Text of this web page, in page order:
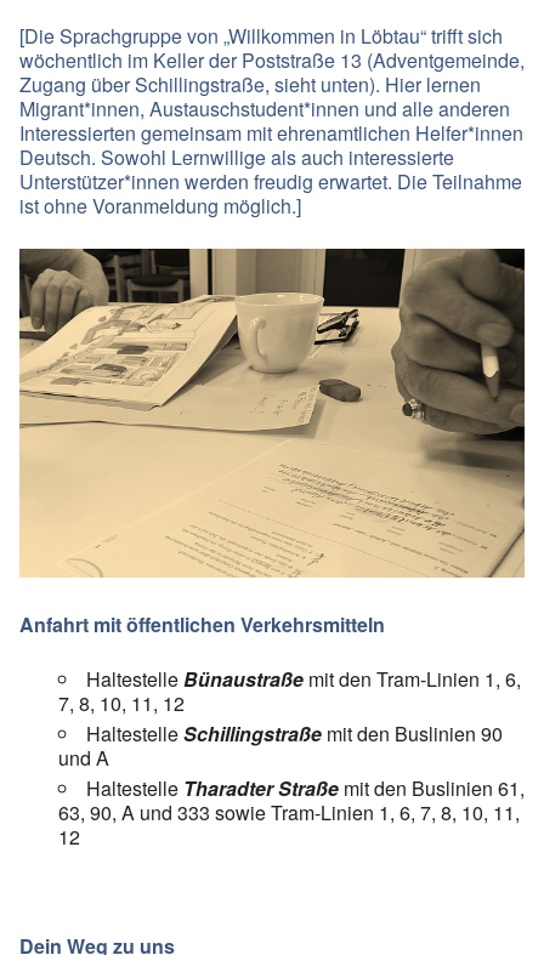
[Die Sprachgruppe von „Willkommen in Löbtau“ trifft sich
wöchentlich im Keller der Poststraße 13 (Adventgemeinde,
Zugang über Schillingstraße, sieht unten). Hier lernen
Migrant*innen, Austauschstudent*innen und alle anderen
Interessierten gemeinsam mit ehrenamtlichen Helfer*innen
Deutsch. Sowohl Lernwillige als auch interessierte
Unterstützer*innen werden freudig erwartet. Die Teilnahme
ist ohne Voranmeldung möglich.]
Anfahrt mit öffentlichen Verkehrsmitteln
HaltestelleBünaustraße mit den Tram-Linien 1, 6,
7, 8, 10, 11, 12
HaltestelleSchillingstraße mit den Buslinien 90
und A
Haltestelle Tharadter Straße mit den Buslinien 61,
63, 90, A und 333 sowie Tram-Linien 1, 6, 7, 8, 10, 11,
12
Dein Weg zu uns